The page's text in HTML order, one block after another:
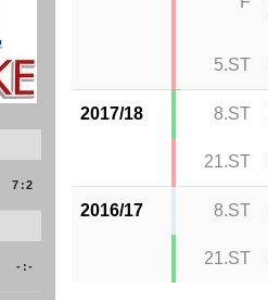
7:2
-:-
5.ST
2017/18 8.ST
21.ST
2016/17 8.ST
21.ST